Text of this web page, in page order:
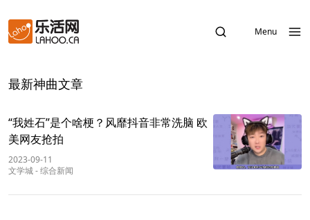
Menu
最新神曲文章
“我姓石”是个啥梗？风靡抖音非常洗脑 欧
美网友抢拍
2023-09-11
文学城-综合新闻